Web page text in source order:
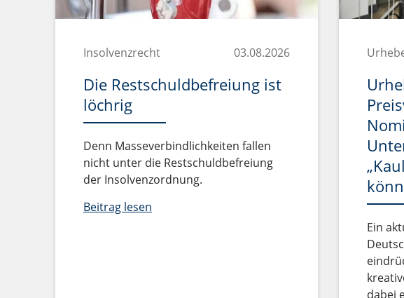
Insolvenzrecht 03.08.2026
Die Restschuldbefreiung ist
löchrig
Denn Masseverbindlichkeiten fallen
nicht unter die Restschuldbefreiung
der Insolvenzordnung.
Beitrag lesen
Ein
dabei